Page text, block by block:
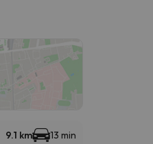
9.1 km 13 min